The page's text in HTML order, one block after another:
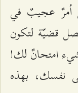
أمرٌ عجيبٌ في
قضيّة لتكون
امتحانٌ لك!
نفسك، بهذه